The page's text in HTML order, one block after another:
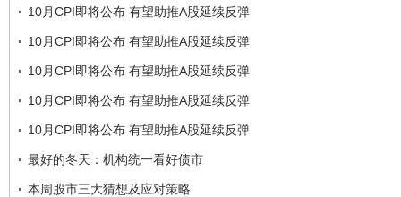
10月CPI即将公布 有望助推A股延续反弹
10月CPI即将公布 有望助推A股延续反弹
10月CPI即将公布 有望助推A股延续反弹
10月CPI即将公布 有望助推A股延续反弹
10月CPI即将公布 有望助推A股延续反弹
最好的冬天：机构统一看好债市
本周股市三大猜想及应对策略